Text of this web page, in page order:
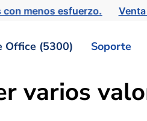
con menos esfuerzo.
Office (5300) Soporte
varios